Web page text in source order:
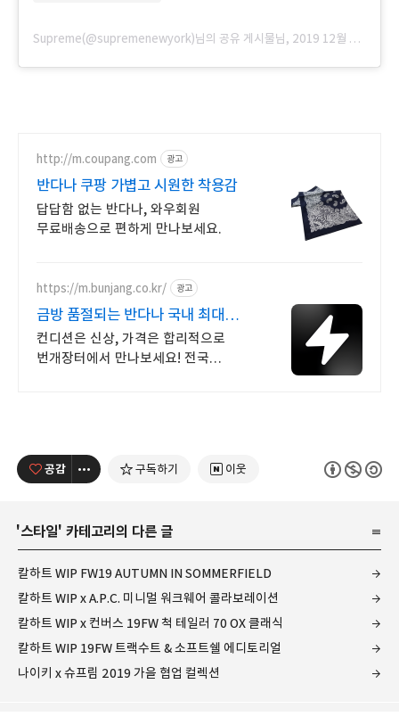
Supreme(@supremenewyork)님의 공유 게시물님, 2019 12월 9 6:02오전 PST
http://m.coupang.com 광고
반다나 쿠팡 가볍고 시원한 착용감
답답함 없는 반다나, 와우회원
무료배송으로 편하게 만나보세요.
https://m.bunjang.co.kr/ 광고
금방 품절되는 반다나 국내 최대
브랜드 중고거래
컨디션은 신상, 가격은 합리적으로
번개장터에서 만나보세요! 전국
공감 구독하기 이웃
'스타일' 카테고리의 다른 글
칼하트 WIP FW19 AUTUMN IN SOMMERFIELD
칼하트 WIP x A.P.C. 미니멀 워크웨어 콜라보레이션
칼하트 WIP x 컨버스 19FW 척 테일러 70 OX 클래식
칼하트 WIP 19FW 트랙수트 & 소프트쉘 에디토리얼
나이키 x 슈프림 2019 가을 협업 컬렉션